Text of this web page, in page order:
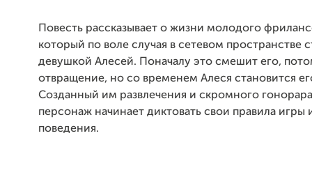
Повесть рассказывает о жизни молодого
который по воле случая в сетевом пространстве
девушкой Алесей. Поначалу это смешит его,
отвращение, но со временем Алеся становится
Созданный им развлечения и скромного
персонаж начинает диктовать свои правила игры
поведения.